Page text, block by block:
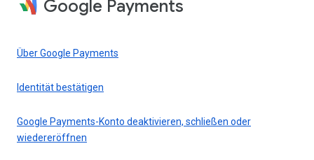
Google Payments
Über Google Payments
Identität bestätigen
Google Payments-Konto deaktivieren, schließen oder
wiedereröffnen